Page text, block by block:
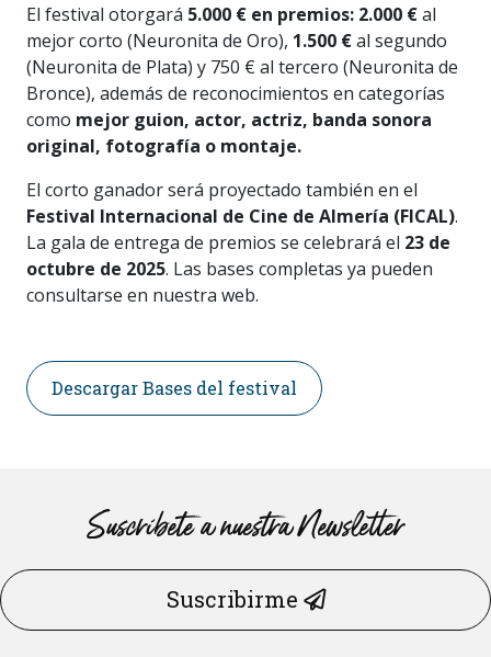
El festival otorgará 5.000 € en premios: 2.000 €al
mejor corto (Neuronita de Oro), 1.500 €al segundo
(Neuronita de Plata) y 750 € al tercero (Neuronita de
Bronce), además de reconocimientos en categorías
como mejor guion, actor, actriz, banda sonora
original, fotografía o montaje.
El corto ganador será proyectado también en el
Festival Internacional de Cine de Almería (FICAL).
La gala de entrega de premios se celebrará el 23 de
octubre de 2025. Las bases completas ya pueden
consultarse en nuestra web.
Descargar Bases del festival
Suscríbete a nuestra Newsletter
Suscribirme